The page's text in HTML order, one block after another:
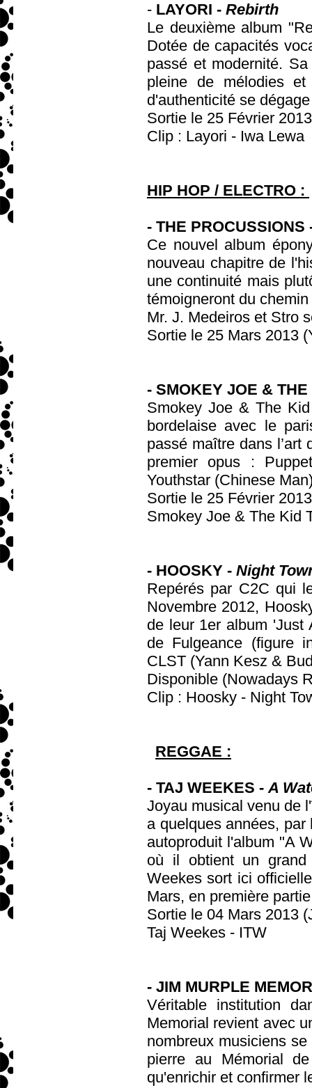
- LAYORI - Rebirth
Le deuxième album
Dotée de capacités
passé et modernité.
pleine de mélodies et
d'authenticité se
Sortie le 25 Février
Clip : Layori - Iwa Lewa
HIP HOP / ELECTRO :
- THE PROCUSSIONS
Ce nouvel album
nouveau chapitre de
une continuité mais
témoigneront du
Mr. J. Medeiros et Stro
Sortie le 25 Mars 2013
- SMOKEY JOE &
Smokey Joe & The Kid
bordelaise avec le
passé maître dans l’art
premier opus :
Youthstar (Chinese
Sortie le 25 Février
Smokey Joe & The Kid
- HOOSKY - Night
Repérés par C2C qui
Novembre 2012,
de leur 1er album 'Just
de Fulgeance (figure
CLST (Yann Kesz &
Disponible (Nowadays
Clip : Hoosky - Night
REGGAE :
- TAJ WEEKES -A
Joyau musical venu de
a quelques années,
autoproduit l'album "A
où il obtient un grand
Weekes sort ici
Mars, en première
Sortie le 04 Mars 2013
Taj Weekes - ITW
- JIM MURPLE
Véritable institution
Memorial revient avec
nombreux musiciens
pierre au Mémorial
qu'enrichir et confirmer